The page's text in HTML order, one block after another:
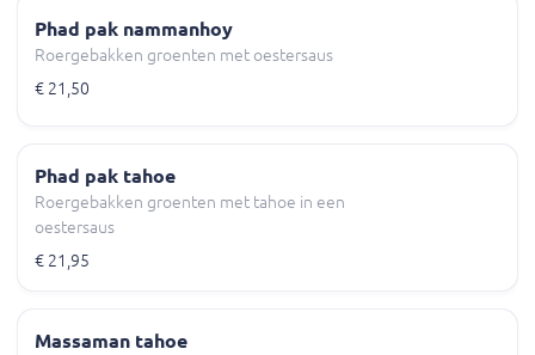
Phad pak nammanhoy
Roergebakken groenten met oestersaus
€ 21,50
Phad pak tahoe
Roergebakken groenten met tahoe in een
oestersaus
€ 21,95
Massaman tahoe